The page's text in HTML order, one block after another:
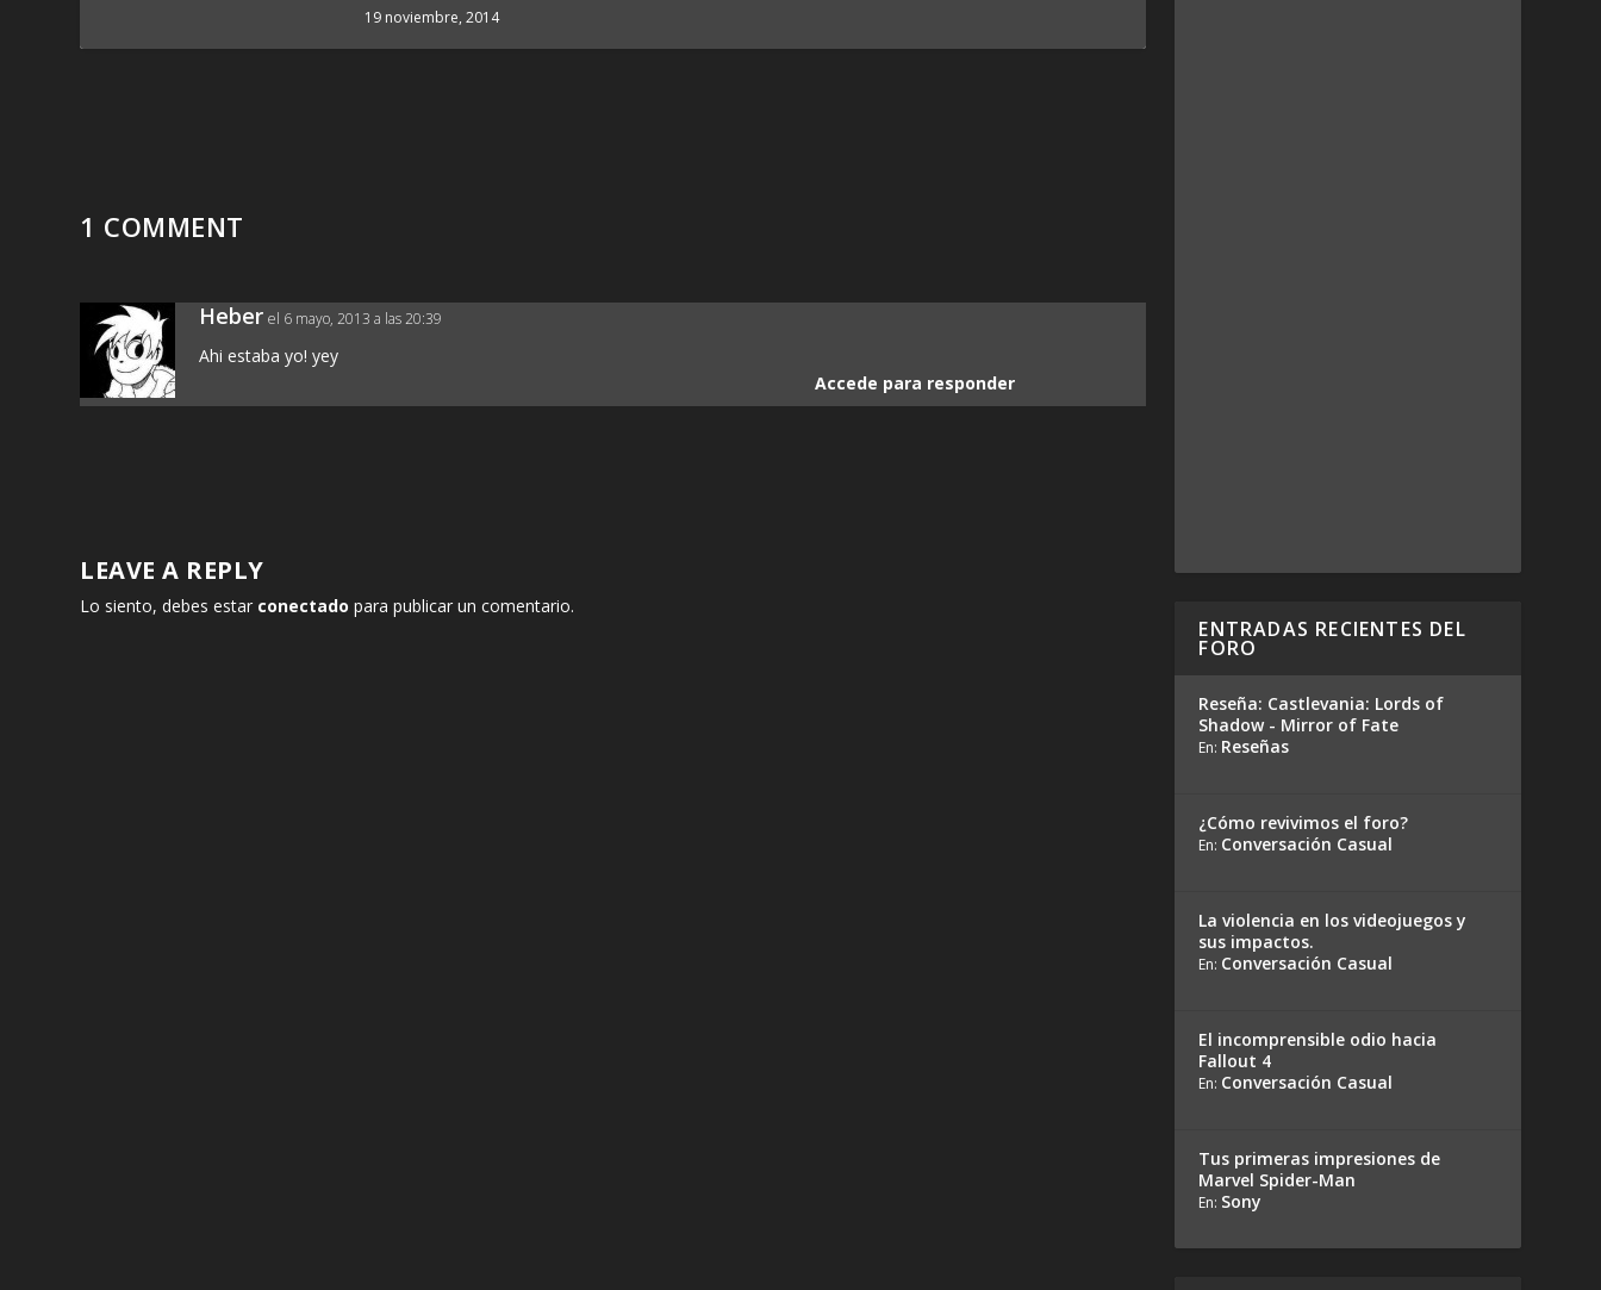
19 noviembre, 2014
1 COMMENT
Heber el 6 mayo, 2013 a las 20:39
Ahi estaba yo! yey
Accede para responder
LEAVE A REPLY
Lo siento, debes estar conectado para publicar un comentario.
ENTRADAS RECIENTES DEL
FORO
Reseña: Castlevania: Lords of
Shadow - Mirror of Fate
En: Reseñas
¿Cómo revivimos el foro?
En: Conversación Casual
La violencia en los videojuegos y
sus impactos.
En: Conversación Casual
El incomprensible odio hacia
Fallout 4
En: Conversación Casual
Tus primeras impresiones de
Marvel Spider-Man
En: Sony